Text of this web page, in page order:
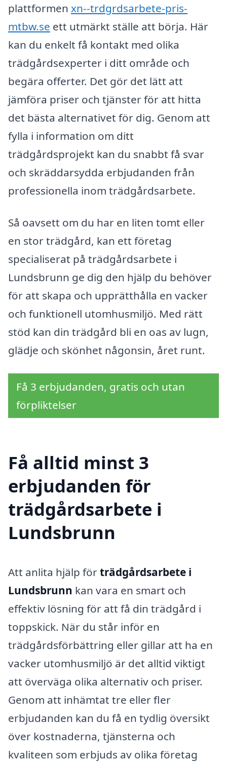
plattformen xn--trdgrdsarbete-pris-
mtbw.se ett utmärkt ställe att börja. Här
kan du enkelt få kontakt med olika
trädgårdsexperter i ditt område och
begära offerter. Det gör det lätt att
jämföra priser och tjänster för att hitta
det bästa alternativet för dig. Genom att
fylla i information om ditt
trädgårdsprojekt kan du snabbt få svar
och skräddarsydda erbjudanden från
professionella inom trädgårdsarbete.
Så oavsett om du har en liten tomt eller
en stor trädgård, kan ett företag
specialiserat på trädgårdsarbete i
Lundsbrunn ge dig den hjälp du behöver
för att skapa och upprätthålla en vacker
och funktionell utomhusmiljö. Med rätt
stöd kan din trädgård bli en oas av lugn,
glädje och skönhet någonsin, året runt.
Få 3 erbjudanden, gratis och utan
förpliktelser
Få alltid minst 3
erbjudanden för
trädgårdsarbete i
Lundsbrunn
Att anlita hjälp förträdgårdsarbete i
Lundsbrunn kan vara en smart och
effektiv lösning för att få din trädgård i
toppskick. När du står inför en
trädgårdsförbättring eller gillar att ha en
vacker utomhusmiljö är det alltid viktigt
att överväga olika alternativ och priser.
Genom att inhämtat tre eller fler
erbjudanden kan du få en tydlig översikt
över kostnaderna, tjänsterna och
kvaliteen som erbjuds av olika företag